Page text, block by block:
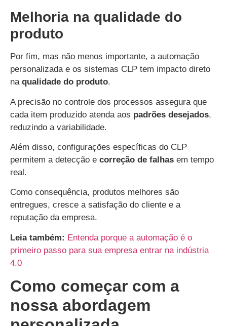
Melhoria na qualidade do
produto
Por fim, mas não menos importante, a automação
personalizada e os sistemas CLP tem impacto direto
naqualidade do produto.
A precisão no controle dos processos assegura que
cada item produzido atenda aos padrões desejados,
reduzindo a variabilidade.
Além disso, configurações específicas do CLP
permitem a detecção e correção de falhas em tempo
real.
Como consequência, produtos melhores são
entregues, cresce a satisfação do cliente e a
reputação da empresa.
Leia também: Entenda porque a automação é o
primeiro passo para sua empresa entrar na indústria
4.0
Como começar com a
nossa abordagem